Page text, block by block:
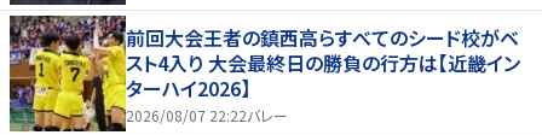
前回大会王者の鎮西高らすべてのシード校がベ
スト4入り 大会最終日の勝負の行方は【近畿イン
ターハイ2026】
2026/08/07 22:22バレー